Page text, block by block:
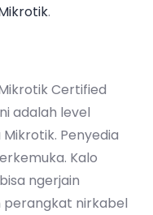
.
Certified
adalah level
Penyedia
Kalo
ngerjain
perangkat nirkabel